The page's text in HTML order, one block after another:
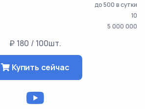
до 500 в сутки
10
5 000 000
₽ 180 / 100шт.
Купить сейчас